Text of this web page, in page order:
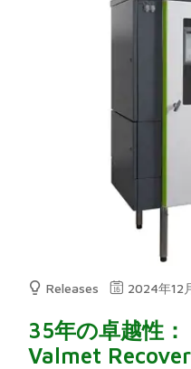
Releases 2024年12
35年の卓越性
Valmet